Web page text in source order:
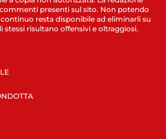
presenti sul sito. Non potendo
resta disponibile ad eliminarli su
stessi risultano offensivi e oltraggiosi.